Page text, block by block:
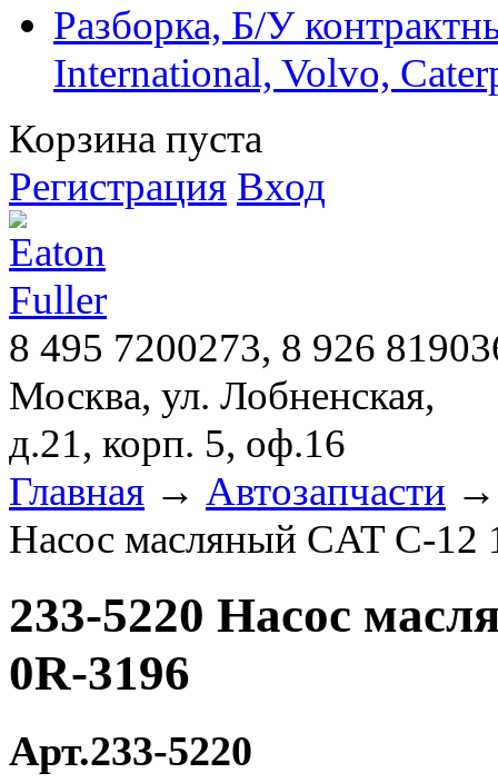
Разборка, Б/У
International, Volvo,
Корзина пуста
Регистрация Вход
8 495 7200273, 8 926
Москва, ул. Лобненская,
д.21, корп. 5, оф.16
Главная → Автозапчасти
Насос масляный CAT C-12
233-5220 Насос
0R-3196
Арт.233-5220